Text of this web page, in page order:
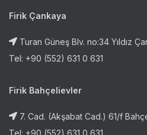
Firik Çankaya
Turan Güneş Blv. no:34 Yıldız
Tel: +90 (552) 631 0 631
Firik Bahçelievler
7. Cad. (Akşabat Cad.) 61/f
Tel: +90 (552) 631 0 631